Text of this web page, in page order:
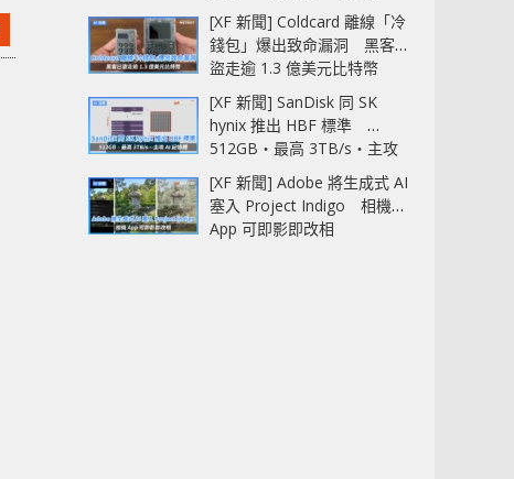
[XF 新聞] Coldcard 離線「冷
錢包」爆出致命漏洞 黑客已
盜走逾 1.3 億美元比特幣
[XF 新聞] SanDisk 同 SK
hynix 推出 HBF 標準
512GB‧最高 3TB/s‧主攻
AI 記憶體
[XF 新聞] Adobe 將生成式 AI
塞入 Project Indigo 相機
App 可即影即改相